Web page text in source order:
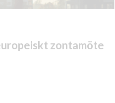
zontamöte